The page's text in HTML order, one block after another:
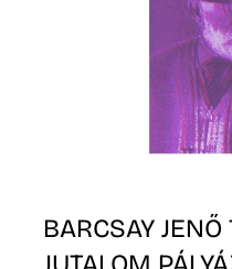
BARCSAY